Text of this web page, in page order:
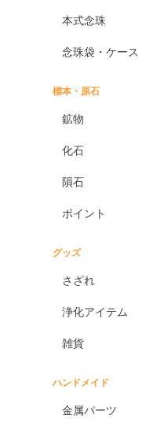
本式念珠
念珠袋・ケース
標本・原石
鉱物
化石
隕石
ポイント
グッズ
さざれ
浄化アイテム
雑貨
ハンドメイド
金属パーツ